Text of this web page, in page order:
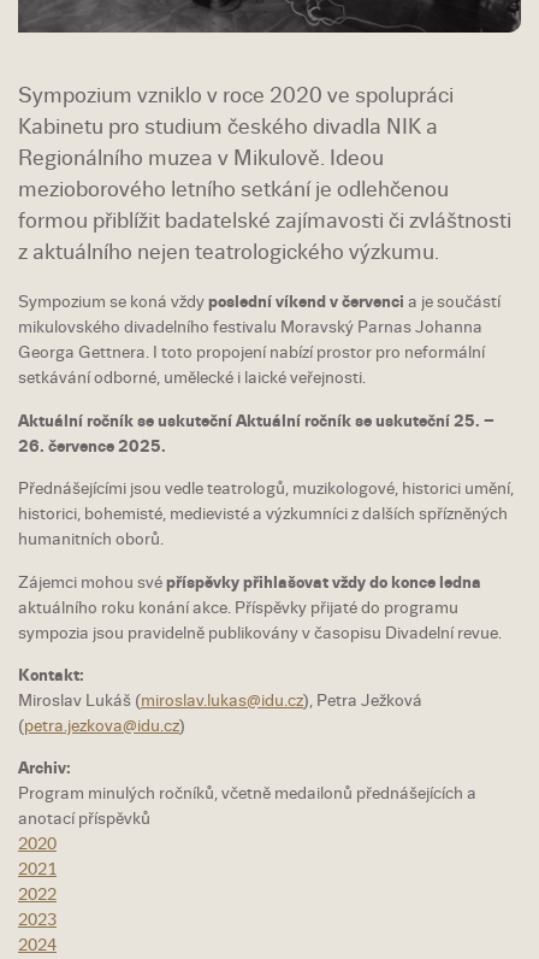
Sympozium vzniklo v roce 2020 ve spolupráci
Kabinetu pro studium českého divadla NIK a
Regionálního muzea v Mikulově. Ideou
mezioborového letního setkání je odlehčenou
formou přiblížit badatelské zajímavosti či zvláštnosti
z aktuálního nejen teatrologického výzkumu.
Sympozium se koná vždyposlední víkend v červenci a je součástí
mikulovského divadelního festivalu Moravský Parnas Johanna
Georga Gettnera. I toto propojení nabízí prostor pro neformální
setkávání odborné, umělecké i laické veřejnosti.
Aktuální ročník se uskuteční Aktuální ročník se uskuteční 25. –
26. července 2025.
Přednášejícími jsou vedle teatrologů, muzikologové, historici umění,
historici, bohemisté, medievisté a výzkumníci z dalších spřízněných
humanitních oborů.
Zájemci mohou svépříspěvky přihlašovat vždy do konce ledna
aktuálního roku konání akce. Příspěvky přijaté do programu
sympozia jsou pravidelně publikovány v časopisu Divadelní revue.
Kontakt:
Miroslav Lukáš (miroslav.lukas@idu.cz), Petra Ježková
(petra.jezkova@idu.cz)
Archiv:
Program minulých ročníků, včetně medailonů přednášejících a
anotací příspěvků
2020
2021
2022
2023
2024